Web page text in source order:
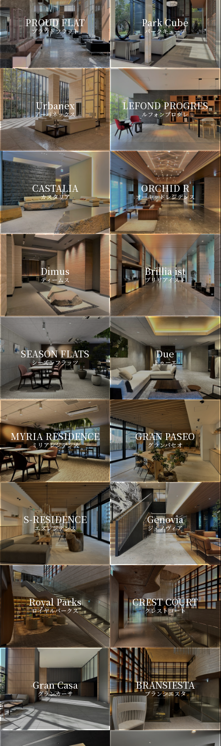
PROUD FLAT
プラウドフラット
Park Cube
パークキューブ
Urbanex
アーバネックス
LEFOND PROGRES
ルフォンプログレ
CASTALIA
カスタリア
ORCHID R
オーキッドレジデンス
Dimus
ディームス
Brillia ist
ブリリアイスト
SEASON FLATS
シーズンフラッツ
Due
ドゥーエ
MYRIA RESIDENCE
ミリアレジデンス
GRAN PASEO
グランパセオ
S-RESIDENCE
エスレジデンス
Genovia
ジェノヴィア
Royal Parks
ロイヤルパークス
CREST COURT
クレストコート
Gran Casa
グランカーサ
BRANSIESTA
ブランシエスタ